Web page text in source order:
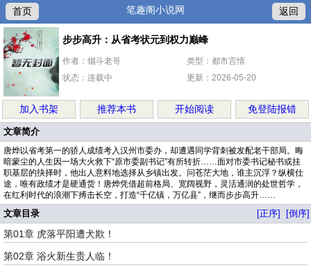
首页 笔趣阁小说网 返回
步步高升：从省考状元到权力巅峰
作者：烟斗老哥
类型：都市言情
状态：连载中
更新：2026-05-20
加入书架 推荐本书 开始阅读 免登陆报错
文章简介
唐烨以省考第一的骄人成绩考入汉州市委办，却遭遇同学背刺被发配老干部局。晦
暗蒙尘的人生因一场大火救下“原市委副书记”有所转折……面对市委书记秘书或挂
职基层的抉择时，他出人意料地选择从乡镇出发。问苍茫大地，谁主沉浮？纵横仕
途，唯有政绩才是硬通货！唐烨凭借超前格局、宽阔视野，灵活通润的处世哲学，
在红利时代的浪潮下搏击长空，打造“千亿镇，万亿县”，继而步步高升……
文章目录 [正序] [倒序]
第01章 虎落平阳遭犬欺！
第02章 浴火新生贵人临！